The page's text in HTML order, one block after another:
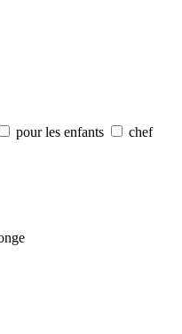
pour les enfants
chef